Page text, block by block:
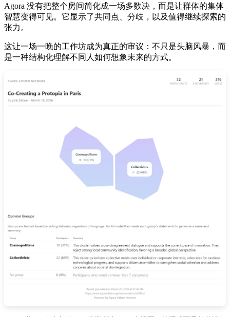
Agora 没有把整个房间简化成一场多数决，而是让群体的集体
智慧变得可见。它显示了共同点、分歧，以及值得继续探索的
张力。
这让一场一晚的工作坊成为真正的审议：不只是头脑风暴，而
是一种结构化理解不同人如何想象未来的方式。